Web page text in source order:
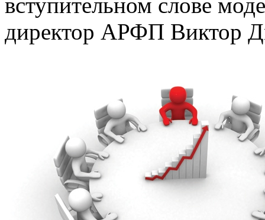
директор АРФП Виктор